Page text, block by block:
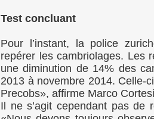
Test concluant
Pour l’instant, la police
repérer les cambriolages. Les
une diminution de 14% des
2013 à novembre 2014. Celle-
Precobs», affirme Marco
Il ne s’agit cependant pas de